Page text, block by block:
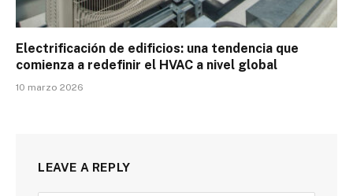
Electrificación de edificios: una tendencia que
comienza a redefinir el HVAC a nivel global
10 marzo 2026
LEAVE A REPLY